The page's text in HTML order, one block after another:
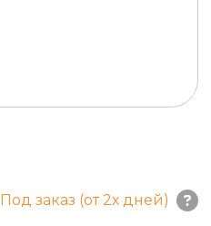
Под заказ (от 2х дней)